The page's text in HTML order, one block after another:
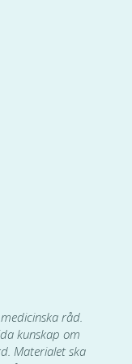
råd.
kunskap om
Materialet ska